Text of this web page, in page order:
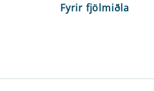
Fyrir fjölmiðla